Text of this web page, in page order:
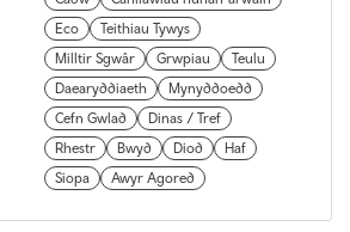
Eco
Teithiau Tywys
Milltir Sgwâr
Grwpiau
Teulu
Daearyddiaeth
Mynyddoedd
Cefn Gwlad
Dinas / Tref
Rhestr
Bwyd Diod
Haf
Siopa
Awyr Agored